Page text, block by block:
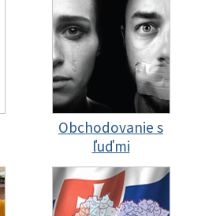
Obchodovanie s
ľuďmi